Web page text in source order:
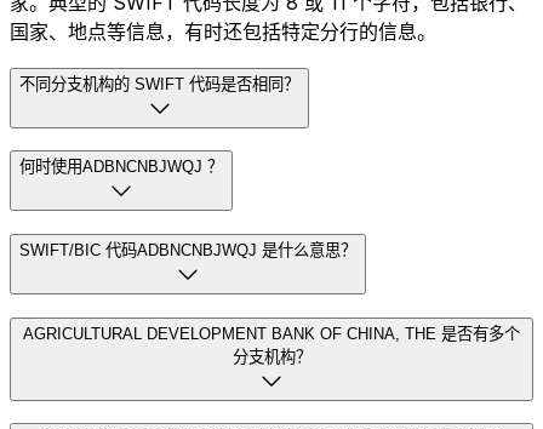
国家、地点等信息，有时还包括特定分行的信息。
不同分支机构的 SWIFT 代码是否相同？
何时使用ADBNCNBJWQJ ？
SWIFT/BIC 代码ADBNCNBJWQJ 是什么意思？
AGRICULTURAL DEVELOPMENT BANK OF CHINA, THE 是否有多个
分支机构？